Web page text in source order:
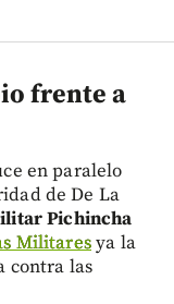
frente a
en paralelo
de De La
Pichincha
Militaresya la
contra las